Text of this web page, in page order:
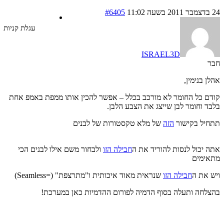
עגלת קניות
#6405
ISRAEL3D
בנימין,
כל החומר לא מורכב בכלל – אפשר להכין אותו ממפת באמפ אחת
וחומר לבן שייצג את הצבע הלבן.
בקישורהזהשל מלא טקסטורות של לבנים
יכול לנסות להוריד את החבילה הזוולבחור משם אילו לבנים הכי
את החבילה הזושנראית מאוד איכותית ו"מתרצפת" (=Seamless)
ותעלה בסוף הדמיה לפורום ההדמיות כאן במערכת!